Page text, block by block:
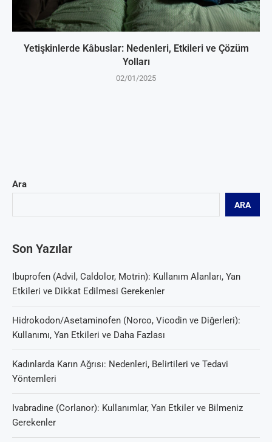
Yetişkinlerde Kâbuslar: Nedenleri, Etkileri ve Çözüm
Yolları
02/01/2025
Ara
ARA
Son Yazılar
Ibuprofen (Advil, Caldolor, Motrin): Kullanım Alanları, Yan
Etkileri ve Dikkat Edilmesi Gerekenler
Hidrokodon/Asetaminofen (Norco, Vicodin ve Diğerleri):
Kullanımı, Yan Etkileri ve Daha Fazlası
Kadınlarda Karın Ağrısı: Nedenleri, Belirtileri ve Tedavi
Yöntemleri
Ivabradine (Corlanor): Kullanımlar, Yan Etkiler ve Bilmeniz
Gerekenler